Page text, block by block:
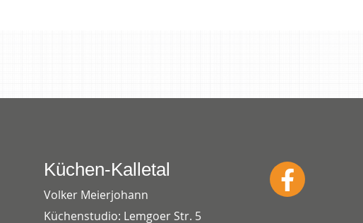
Küchen-Kalletal
Volker Meierjohann
Küchenstudio: Lemgoer Str. 5